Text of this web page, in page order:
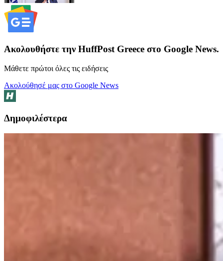
Ακολουθήστε την HuffPost Greece στο Google News.
Μάθετε πρώτοι όλες τις ειδήσεις
Ακολούθησέ μας στο Google News
Δημοφιλέστερα